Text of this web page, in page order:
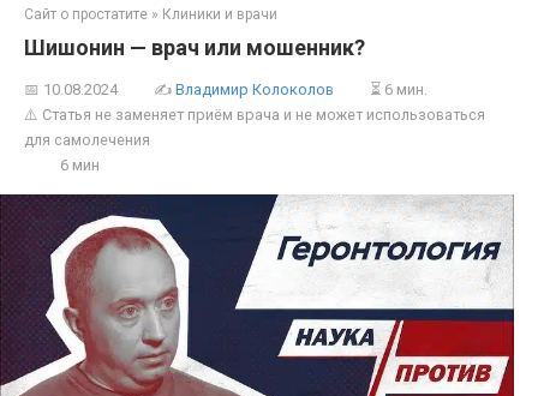
Сайт о простатите » Клиники и врачи
Шишонин — врач или мошенник?
📅 10.08.2024 ✍ Владимир Колоколов
⏳ 6 мин.
⚠️ Статья не заменяет приём врача и не может использоваться
для самолечения
6 мин